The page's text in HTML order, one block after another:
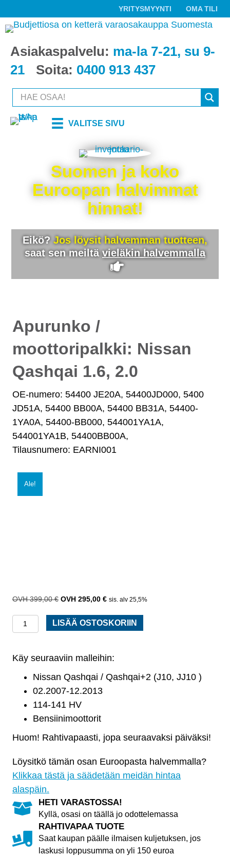
YRITYSMYYNTI OMA TILI
Asiakaspalvelu: ma-la 7-21, su 9-
21
Soita: 0400 913 437
VALITSE SIVU
Suomen ja koko
Euroopan halvimmat
hinnat!
Eikö? Jos löysit halvemman tuotteen,
saat sen meiltävieläkin halvemmalla
Apurunko /
moottoripalkki: Nissan
Qashqai 1.6, 2.0
OE-numero: 54400 JE20A, 54400JD000, 5400
JD51A, 54400 BB00A, 54400 BB31A, 54400-
1YA0A, 54400-BB000, 544001YA1A,
544001YA1B, 54400BB00A,
Tilausnumero: EARNI001
Ale!
399,00€ Alkuperäinen
oli:
399,00 €.
295,00 € Nykyinen
on:
295,00 €.
sis. alv 25,5%
Apurunko
/
Nissan
Qashqai
1.6,
2.0
määrä
LISÄÄ OSTOSKORIIN
Käy seuraaviin malleihin:
Nissan Qashqai / Qashqai+2 (J10, JJ10 )
02.2007-12.2013
114-141 HV
Bensiinimoottorit
Huom! Rahtivapaasti, jopa seuraavaksi päiväksi!
Löysitkö tämän osan Euroopasta halvemmalla?
Klikkaa tästä ja säädetään meidän hintaa
alaspäin.
HETI VARASTOSSA!
Kyllä, osasi on täällä jo odottelemassa
RAHTIVAPAA TUOTE
Saat kaupan päälle ilmaisen kuljetuksen, jos
laskusi loppusumma on yli 150 euroa